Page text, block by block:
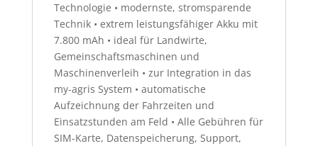
Technologie • modernste, stromsparende
Technik • extrem leistungsfähiger Akku mit
7.800 mAh • ideal für Landwirte,
Gemeinschaftsmaschinen und
Maschinenverleih • zur Integration in das
my-agris System • automatische
Aufzeichnung der Fahrzeiten und
Einsatzstunden am Feld • Alle Gebühren für
SIM-Karte, Datenspeicherung, Support,